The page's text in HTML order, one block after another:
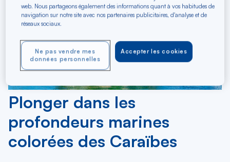
Plonger dans les
profondeurs marines
colorées des Caraïbes
web. Nous partageons également des informations quant à vos habitudes de
navigation sur notre site avec nos partenaires publicitaires, d'analyse et de
réseaux sociaux.
Accepter les cookies
Ne pas vendre mes
données personnelles